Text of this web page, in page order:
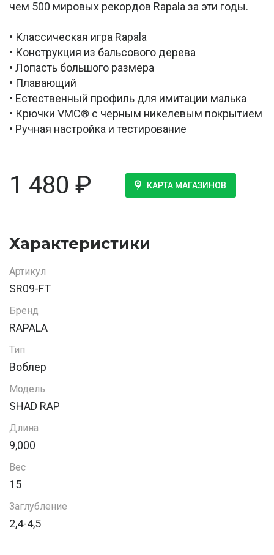
чем 500 мировых рекордов Rapala за эти годы.
• Классическая игра Rapala
• Конструкция из бальсового дерева
• Лопасть большого размера
• Плавающий
• Естественный профиль для имитации малька
• Крючки VMC® с черным никелевым покрытием
• Ручная настройка и тестирование
1 480 ₽ КАРТА МАГАЗИНОВ
Характеристики
Артикул
SR09-FT
Бренд
RAPALA
Тип
Воблер
Модель
SHAD RAP
Длина
9,000
Вес
15
Заглубление
2,4-4,5